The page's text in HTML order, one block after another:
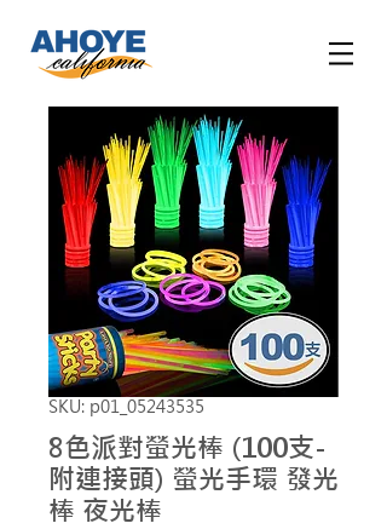
SKU: p01_05243535
8色派對螢光棒 (100支-
附連接頭) 螢光手環 發光
棒 夜光棒